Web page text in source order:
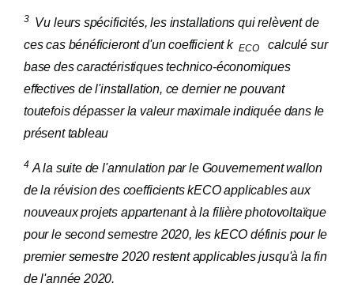
3Vu leurs spécificités, les installations qui relèvent de
ces cas bénéficieront d'un coefficient k ECOcalculé sur
base des caractéristiques technico-économiques
effectives de l'installation, ce dernier ne pouvant
toutefois dépasser la valeur maximale indiquée dans le
présent tableau
4A la suite de l'annulation par le Gouvernement wallon
de la révision des coefficients kECO applicables aux
nouveaux projets appartenant à la filière photovoltaïque
pour le second semestre 2020, les kECO définis pour le
premier semestre 2020 restent applicables jusqu'à la fin
de l'année 2020.